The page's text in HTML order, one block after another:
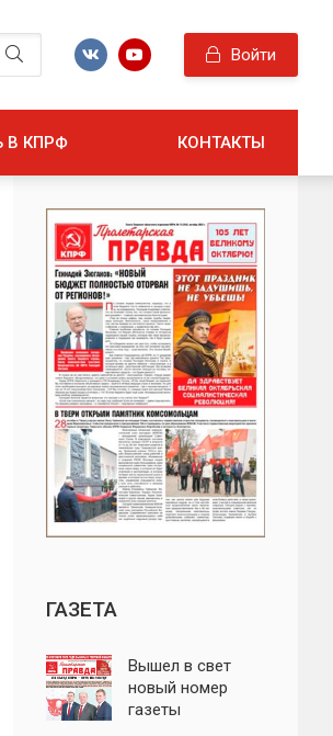
Войти
В КПРФ КОНТАКТЫ
ГАЗЕТА
Вышел в свет
новый номер
газеты